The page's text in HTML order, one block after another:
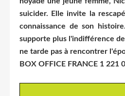
suicider. Elle invite la
connaissance de son
supporte plus l'indifférence
ne tarde pas à rencontrer
BOX OFFICE FRANCE 1 221